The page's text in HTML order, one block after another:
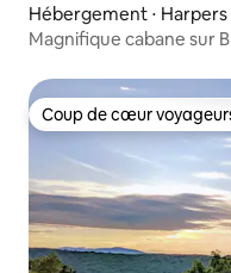
Hébergement ⋅
Magnifique cabane sur
Coup de cœur
Coup de cœur